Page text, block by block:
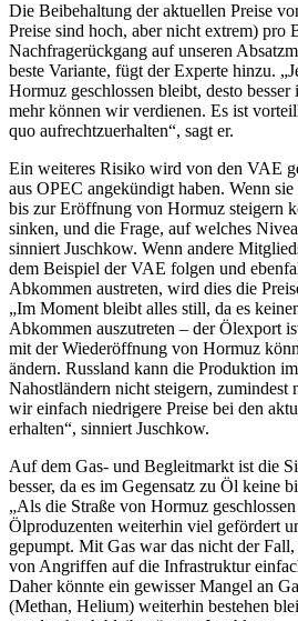
Die Beibehaltung der aktuellen Preise
Preise sind hoch, aber nicht extrem) pro
Nachfragerückgang auf unseren
beste Variante, fügt der Experte hinzu.
Hormuz geschlossen bleibt, desto besser
mehr können wir verdienen. Es ist
quo aufrechtzuerhalten“, sagt er.
Ein weiteres Risiko wird von den VAE
aus OPEC angekündigt haben. Wenn
bis zur Eröffnung von Hormuz steigern
sinken, und die Frage, auf welches
sinniert Juschkow. Wenn andere
dem Beispiel der VAE folgen und
Abkommen austreten, wird dies die
„Im Moment bleibt alles still, da es
Abkommen auszutreten – der Ölexport
mit der Wiederöffnung von Hormuz
ändern. Russland kann die Produktion
Nahostländern nicht steigern, zumindest
wir einfach niedrigere Preise bei den
erhalten“, sinniert Juschkow.
Auf dem Gas- und Begleitmarkt ist die
besser, da es im Gegensatz zu Öl keine
„Als die Straße von Hormuz
Ölproduzenten weiterhin viel gefördert
gepumpt. Mit Gas war das nicht der
von Angriffen auf die Infrastruktur
Daher könnte ein gewisser Mangel an
(Methan, Helium) weiterhin bestehen